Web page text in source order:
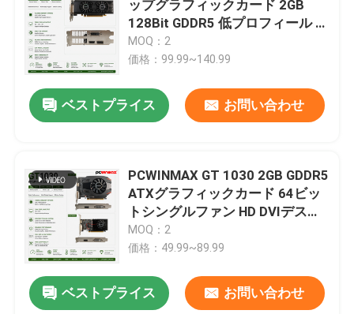
ップグラフィックカード 2GB
128Bit GDDR5 低プロフィール デ
ュアルファン
MOQ：2
価格：99.99~140.99
ベストプライス お問い合わせ
PCWINMAX GT 1030 2GB GDDR5
ATXグラフィックカード 64ビッ
トシングルファン HD DVIデスク
トップビデオカード
MOQ：2
価格：49.99~89.99
ベストプライス お問い合わせ